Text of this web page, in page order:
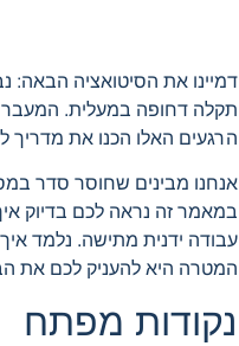
דמיינו את הסיטואציה הבאה:
תקלה דחופה במעלית. המעבר
הרגעים האלו הכנו את
אנחנו מבינים שחוסר סדר
במאמר זה נראה לכם בדיוק
עבודה ידנית מתישה. נלמד
המטרה היא להעניק לכם את
נקודות מפתח